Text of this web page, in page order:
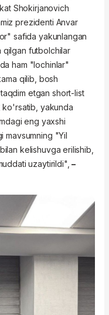
Shokirjanovich
prezidenti Anvar
safida yakunlangan
qilgan futbolchilar
ham "lochinlar"
qilib, bosh
etgan short-list
ko'rsatib, yakunda
eng yaxshi
mavsumning "Yil
kelishuvga erilishib,
uzaytirildi",–